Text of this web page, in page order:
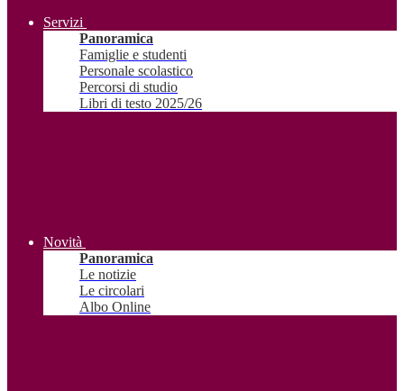
Servizi
Panoramica
Famiglie e studenti
Personale scolastico
Percorsi di studio
Libri di testo 2025/26
Novità
Panoramica
Le notizie
Le circolari
Albo Online